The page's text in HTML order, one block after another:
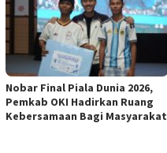
Nobar Final Piala Dunia 2026,
Pemkab OKI Hadirkan Ruang
Kebersamaan Bagi Masyarakat